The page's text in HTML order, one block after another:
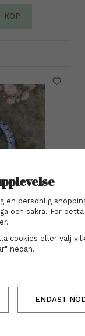
KÖP
/ lavendel
KÖP
en personlig
och säkra. För
cookies eller välj
nedan.
ENDAST